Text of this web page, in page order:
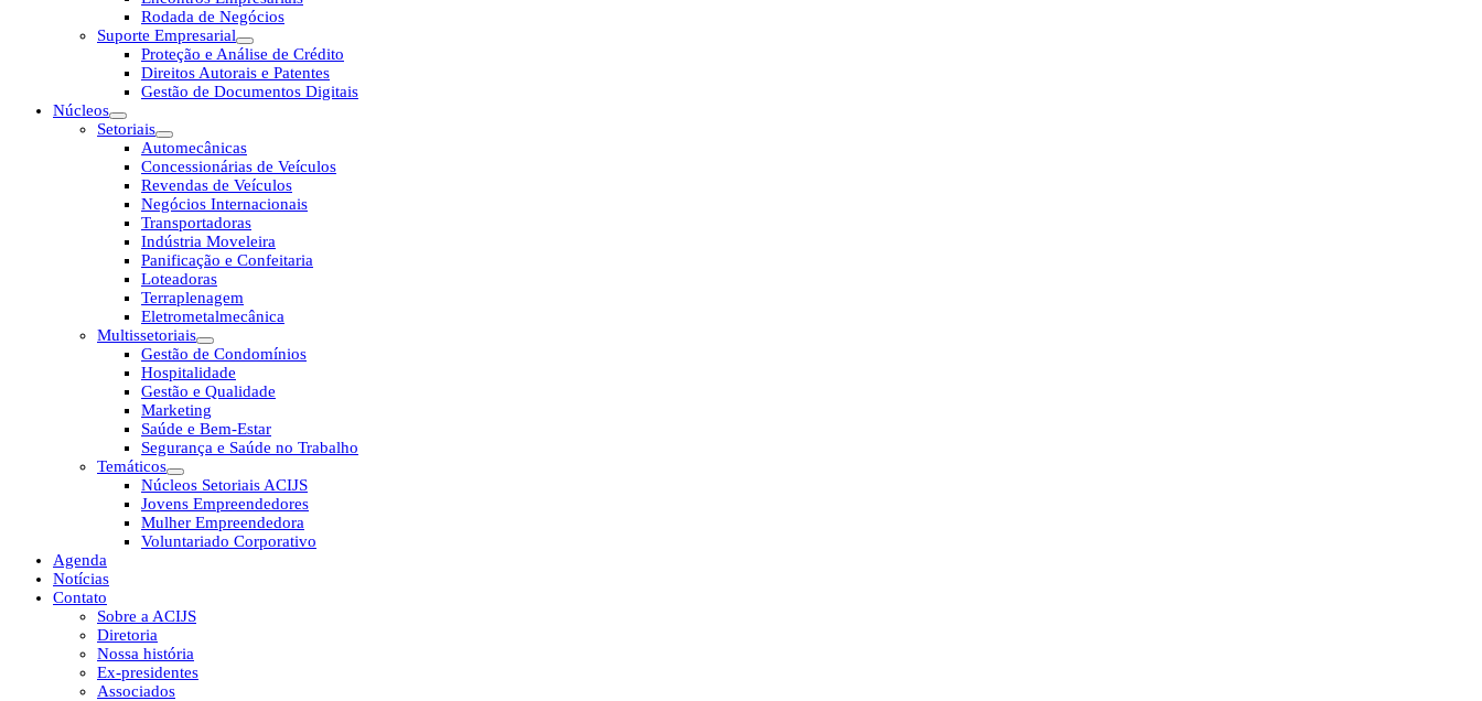
Rodada de Negócios
Suporte Empresarial
Proteção e Análise de Crédito
Direitos Autorais e Patentes
Gestão de Documentos Digitais
Núcleos
Setoriais
Automecânicas
Concessionárias de Veículos
Revendas de Veículos
Negócios Internacionais
Transportadoras
Indústria Moveleira
Panificação e Confeitaria
Loteadoras
Terraplenagem
Eletrometalmecânica
Multissetoriais
Gestão de Condomínios
Hospitalidade
Gestão e Qualidade
Marketing
Saúde e Bem-Estar
Segurança e Saúde no Trabalho
Temáticos
Núcleos Setoriais ACIJS
Jovens Empreendedores
Mulher Empreendedora
Voluntariado Corporativo
Agenda
Notícias
Contato
Sobre a ACIJS
Diretoria
Nossa história
Ex-presidentes
Associados